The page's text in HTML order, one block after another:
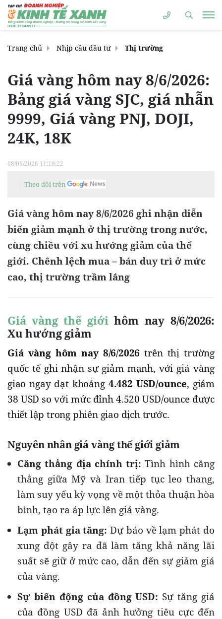
Trang chủ Nhịp cầu đầu tư Thị trường
Giá vàng hôm nay 8/6/2026:
Bảng giá vàng SJC, giá nhẫn
9999, Giá vàng PNJ, DOJI,
24K, 18K
08/06/2026 11:18:22
Theo dõi trên
Giá vàng hôm nay 8/6/2026 ghi nhận diễn
biến giảm mạnh ở thị trường trong nước,
cùng chiều với xu hướng giảm của thế
giới. Chênh lệch mua – bán duy trì ở mức
cao, thị trường trầm lắng
Giá vàng thế giới hôm nay 8/6/2026:
Xu hướng giảm
Giá vàng hôm nay 8/6/2026 trên thị trường
quốc tế ghi nhận sự giảm mạnh, với giá vàng
giao ngay đạt khoảng 4.482 USD/ounce, giảm
38 USD so với mức đỉnh 4.520 USD/ounce được
thiết lập trong phiên giao dịch trước.
Nguyên nhân giá vàng thế giới giảm
Căng thẳng địa chính trị: Tình hình căng
thẳng giữa Mỹ và Iran tiếp tục leo thang,
làm suy yếu kỳ vọng về một thỏa thuận hòa
bình, tạo ra áp lực lên giá vàng.
Lạm phát gia tăng: Dự báo về lạm phát do
xung đột gây ra đã làm tăng khả năng lãi
suất sẽ giữ ở mức cao, dẫn đến sự giảm giá
của vàng.
Sự biến động của đồng USD: Sự tăng giá
của đồng USD đã ảnh hưởng tiêu cực đến